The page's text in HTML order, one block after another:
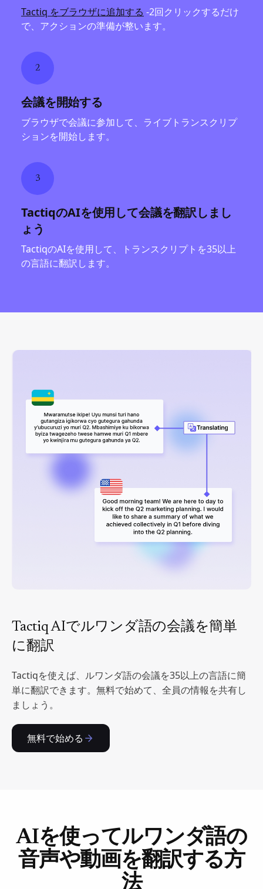
Tactiq をブラウザに追加する -2回クリックするだけ
で、アクションの準備が整います。
2
会議を開始する
ブラウザで会議に参加して、ライブトランスクリプ
ションを開始します。
3
TactiqのAIを使用して会議を翻訳しまし
ょう
TactiqのAIを使用して、トランスクリプトを35以上
の言語に翻訳します。
Tactiq AIでルワンダ語の会議を簡単
に翻訳
Tactiqを使えば、ルワンダ語の会議を35以上の言語に簡
単に翻訳できます。無料で始めて、全員の情報を共有し
ましょう。
無料で始める
AIを使ってルワンダ語の
音声や動画を翻訳する方
法